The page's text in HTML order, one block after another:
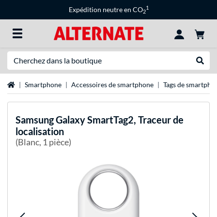
Expédition neutre en CO2
1
Page d'accueil
Smartphone Accessoires de smartphone Tags de
SamsungGalaxy SmartTag2, Traceur de
localisation
(Blanc, 1 pièce)